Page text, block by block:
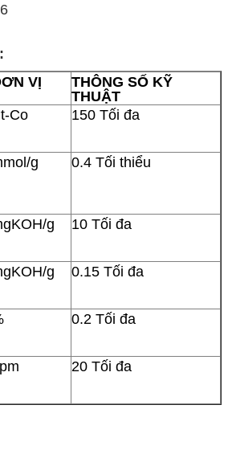
VỊ
THÔNG SỐ KỸ
THUẬT
Co 150 Tối đa
g 0.4 Tối thiểu
g 10 Tối đa
g 0.15 Tối đa
0.2 Tối đa
20 Tối đa